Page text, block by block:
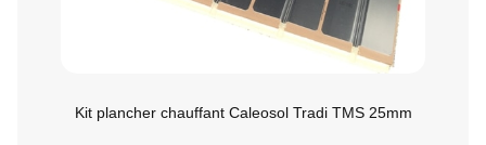
Kit plancher chauffant Caleosol Tradi TMS 25mm